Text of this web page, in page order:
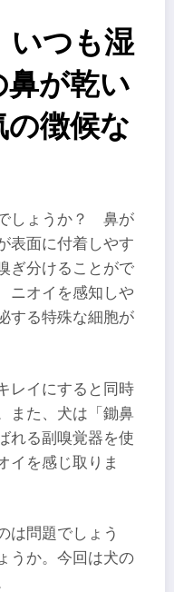
いつも湿
鼻が乾い
徴候な
しょうか？ 鼻が
表面に付着しやす
ぎ分けることがで
ニオイを感知しや
する特殊な細胞が
レイにすると同時
また、犬は「鋤鼻
れる副嗅覚器を使
イを感じ取りま
は問題でしょう
うか。今回は犬の